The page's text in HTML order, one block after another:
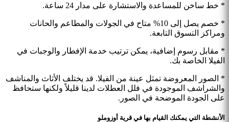
* خط ساخن للمساعدة والاستشارة على مدار 24 ساعة.
* خصم يصل إلى 10% متاح في الجولات والمطاعم والحانات
ومراكز التسوق التابعة.
* مقابل رسوم إضافية، يمكن ترتيب خدمة الإفطار والوجبات في
الفيلا الخاصة بك.
* الصور المعروضة تمثل عينة من الفيلا. قد يختلف الأثاث والمناشف
والشراشف الموجودة في فلل العطلات لدينا قليلاً ولكنها ستحافظ
على الجودة الموضحة في الصور.
الأنشطة التي يمكنك القيام بها في قرية أوزوملو